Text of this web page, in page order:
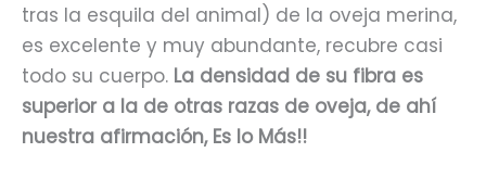
tras la esquila del animal) de la oveja merina,
es excelente y muy abundante, recubre casi
todo su cuerpo. La densidad de su fibra es
superior a la de otras razas de oveja, de ahí
nuestra afirmación, Es lo Más!!